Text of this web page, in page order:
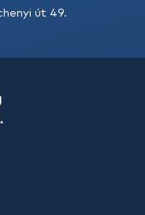
út 49.